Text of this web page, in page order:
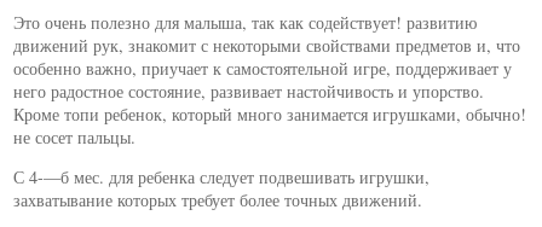
Это очень полезно для малыша, так как содействует! развитию
движений рук, знакомит с некоторыми свойствами предметов и, что
особенно важно, приучает к самостоятельной игре, поддерживает у
него радостное состояние, развивает настойчивость и упорство.
Кроме топи ребенок, который много занимается игрушками, обычно!
не сосет пальцы.
С 4-—б мес. для ребенка следует подвешивать игрушки,
захватывание которых требует более точных движений.